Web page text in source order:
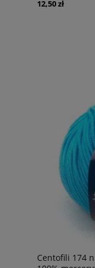
12,50 zł
Centofili 174